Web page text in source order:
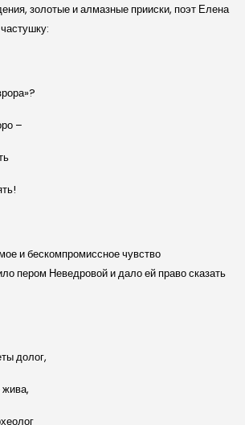
золотые и алмазные прииски, поэт Елена
–
и бескомпромиссное чувство
пером Неведровой и дало ей право сказать
долог,